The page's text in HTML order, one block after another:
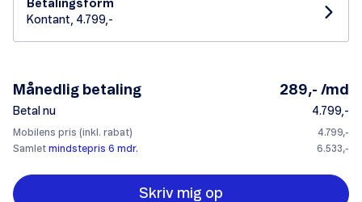
Betalingsform
Kontant, 4.799,-
Månedlig betaling 289,- /md
Betal nu 4.799,-
Mobilens pris (inkl. rabat)
4.799,-
Samlet mindstepris 6 mdr. 6.533,-
Skriv mig op